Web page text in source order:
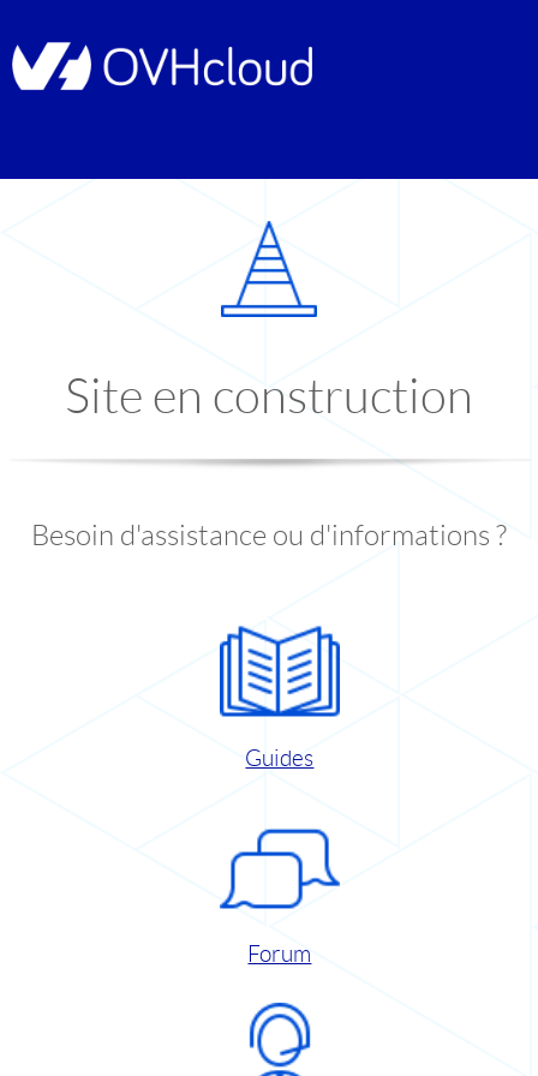
Site en construction
Besoin d'assistance ou d'informations ?
Guides
Forum